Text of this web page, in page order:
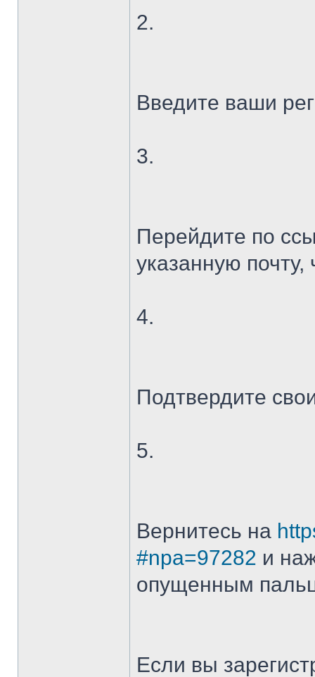
2.
Введите ваши
3.
Перейдите по
указанную
4.
Подтвердите
5.
Вернитесь на
#npa=97282 и
опущенным
Если вы